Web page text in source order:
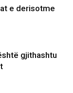
e derisotme
gjithashtu